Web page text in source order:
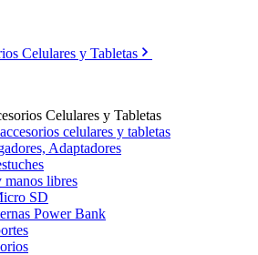
Celulares y Tabletas
Celulares y Tabletas
celulares y tabletas
Adaptadores
libres
SD
Power Bank